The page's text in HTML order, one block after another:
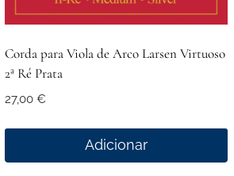
Corda para Viola de Arco Larsen Virtuoso
2ª Ré Prata
27,00 €
Adicionar